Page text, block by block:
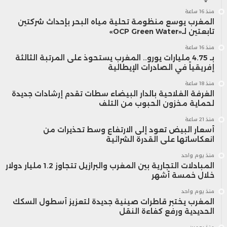
منذ 16 ساعة
المغرب يوسع منظومة تحلية مياه البحر بإحداث شركتين
تابعتين لـ«OCP Green Water»
منذ 16 ساعة
بـ 4.75 مليارات يورو.. المغرب يستحوذ على المرتبة الثالثة
إفريقياً في الصادرات الإيطالية
منذ 18 ساعة
الغرفة الفلاحية بالدار البيضاء سطات تقدم إرشادات جديدة
لحماية مخزون الحبوب من التلف
منذ 21 ساعة
أسعار البيض تعود إلى الارتفاع وسط تحذيرات من
انعكاساتها على القدرة الشرائية
منذ يوم واحد
المبادلات التجارية بين المغرب والبرازيل تتجاوز 1.2 مليار دولار
خلال خمسة أشهر
منذ يوم واحد
المغرب يختبر قاطرات صينية جديدة لتعزيز أسطول السكك
الحديدية ورفع كفاءة النقل